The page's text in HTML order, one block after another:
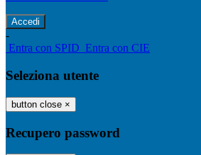
-
Entra con SPID Entra con CIE
Seleziona utente
button close ×
Recupero password